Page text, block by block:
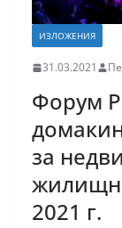
ИЗЛОЖЕНИЯ
31.03.2021
Форум
за
2021 г.